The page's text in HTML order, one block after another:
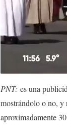
PNT: es una
mostrándolo o no, y
aproximadamente